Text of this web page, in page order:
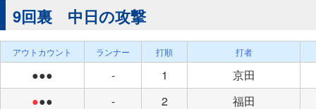
9回裏 中日の攻撃
アウトカウント ランナー 打順 打者
●●● - 1
京田
●●● - 2
福田